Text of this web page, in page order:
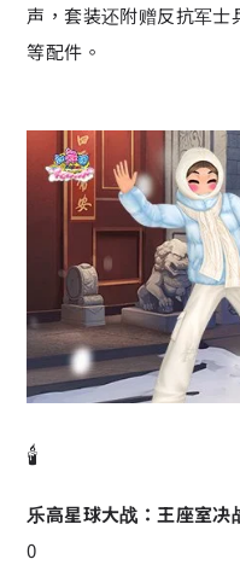
声，套装还附赠反抗军
等配件。
🕯️
乐高星球大战：王座室
0